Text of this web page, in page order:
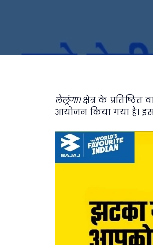
लैलूंगा।क्षेत्र के प्रतिष्ठित
आयोजन किया गया है।